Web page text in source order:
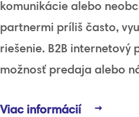
komunikácie alebo
partnermi príliš často,
riešenie. B2B internetový
možnosť predaja alebo
Viac informácií